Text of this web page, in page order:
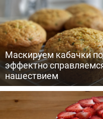
Маскируем кабачки
эффектно
нашествием